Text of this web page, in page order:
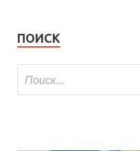
ПОИСК